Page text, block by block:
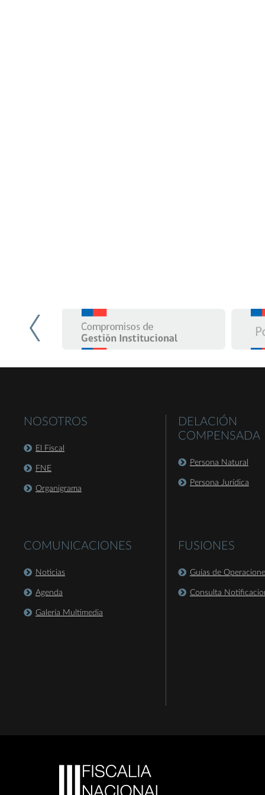
NOSOTROS
El Fiscal
FNE
Organigrama
COMUNICACIONES
Noticias
Agenda
Galería Multimedia
DELACIÓN
COMPENSADA
Persona Natural
Persona Jurídica
FUSIONES
Guías de
Consulta